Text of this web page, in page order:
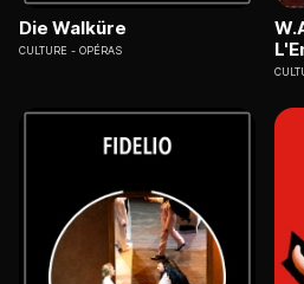
Die Walküre
CULTURE OPÉRAS